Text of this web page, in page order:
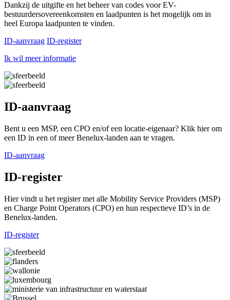
Dankzij de uitgifte en het beheer van codes voor EV-
bestuurdersovereenkomsten en laadpunten is het mogelijk om in
heel Europa laadpunten te vinden.
ID-aanvraag ID-register
Ik wil meer informatie
ID-aanvraag
Bent u een MSP, een CPO en/of een locatie-eigenaar? Klik hier om
een ID in een of meer Benelux-landen aan te vragen.
ID-aanvraag
ID-register
Hier vindt u het register met alle Mobility Service Providers (MSP)
en Charge Point Operators (CPO) en hun respectieve ID’s in de
Benelux-landen.
ID-register